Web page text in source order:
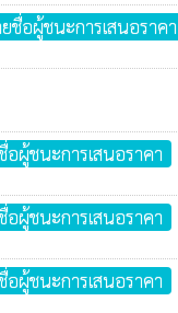
ชื่อผู้ชนะการเสนอราคา
อผู้ชนะการเสนอราคา
อผู้ชนะการเสนอราคา
อผู้ชนะการเสนอราคา